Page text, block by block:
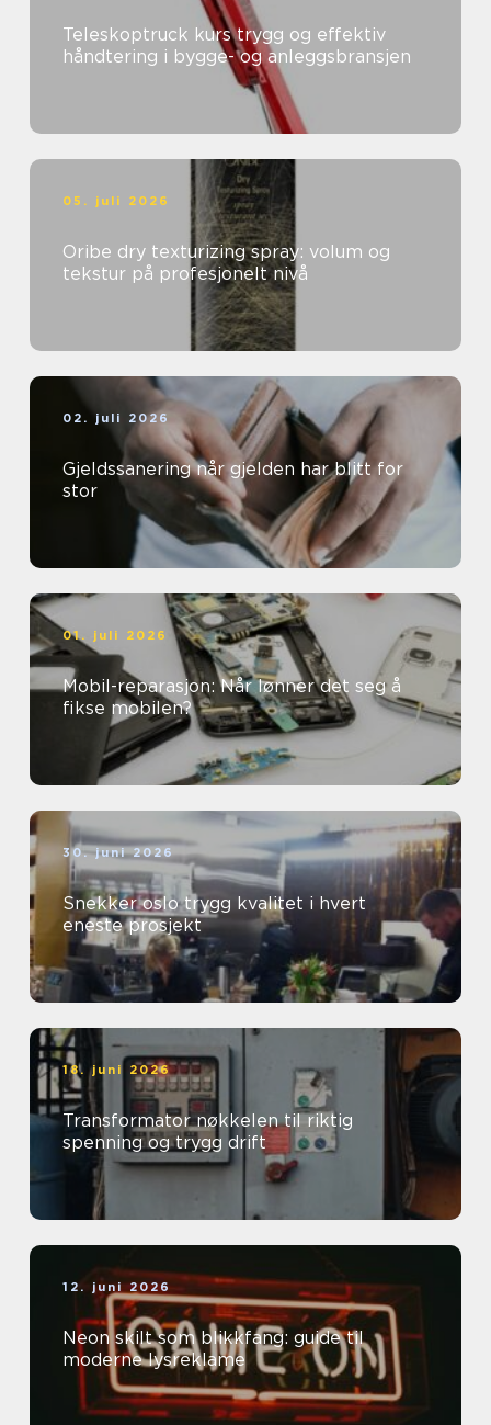
Teleskoptruck kurs trygg og effektiv
håndtering i bygge- og anleggsbransjen
05. juli 2026
Oribe dry texturizing spray: volum og
tekstur på profesjonelt nivå
02. juli 2026
Gjeldssanering når gjelden har blitt for
stor
01. juli 2026
Mobil-reparasjon: Når lønner det seg å
fikse mobilen?
30. juni 2026
Snekker oslo trygg kvalitet i hvert
eneste prosjekt
18. juni 2026
Transformator nøkkelen til riktig
spenning og trygg drift
12. juni 2026
Neon skilt som blikkfang: guide til
moderne lysreklame